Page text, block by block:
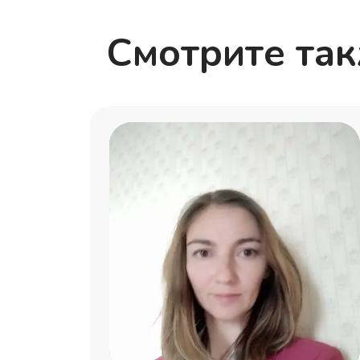
Смотрите